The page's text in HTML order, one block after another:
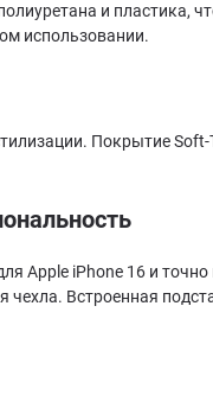
и пластика,
использовании.
Покрытие
Apple iPhone 16 и
чехла. Встроенная